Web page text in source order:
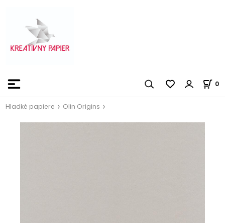
0
Hladké papiere Olin Origins